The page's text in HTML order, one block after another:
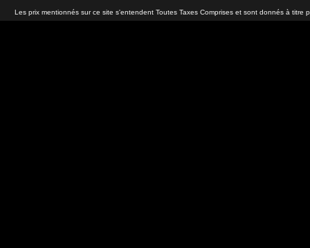
Les prix mentionnés sur ce site s'entendent Toutes Taxes Comprises et sont donnés à